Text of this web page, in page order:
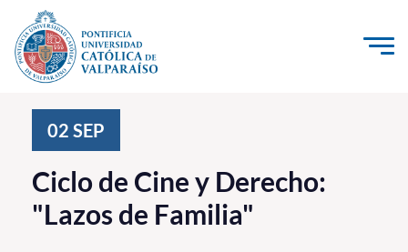
Click acá para ir directamente al contenido
Investigación, Creación e Innovación
PUCV Internacional
Vinculación con el Medio
02 SEP
Ciclo de Cine y Derecho:
"Lazos de Familia"